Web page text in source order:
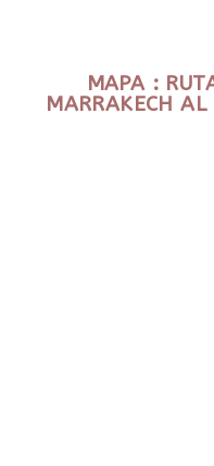
MAPA :
MARRAKECH